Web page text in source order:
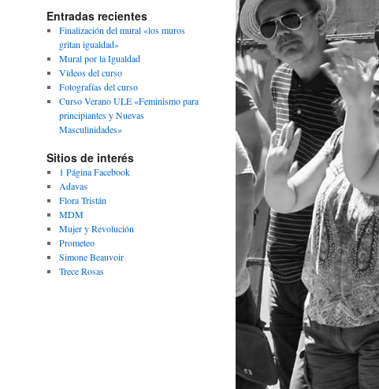
Entradas recientes
Finalización del mural «los muros
gritan igualdad»
Mural por la Igualdad
Vídeos del curso
Fotografías del curso
Curso Verano ULE «Feminismo para
principiantes y Nuevas
Masculinidades»
Sitios de interés
1 Página Facebook
Adavas
Flora Tristán
MDM
Mujer y Revolución
Prometeo
Simone Beauvoir
Trece Rosas